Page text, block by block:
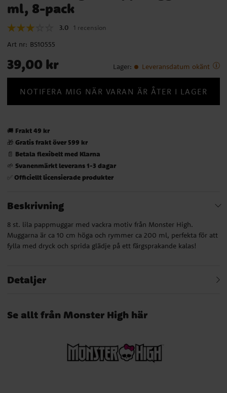
ml, 8-pack
3.0 1 recension
Art nr: BS10555
Pris: 39,00 kr
39,00 kr Lager: Leveransdatum okänt
NOTIFERA MIG NÄR VARAN ÄR ÅTER I LAGER
🚚 Frakt 49 kr
🎁 Gratis frakt över 599 kr
📄 Betala flexibelt med Klarna
🌱 Svanenmärkt leverans 1-3 dagar
✅ Officiellt licensierade produkter
Beskrivning
8 st. lila pappmuggar med vackra motiv från Monster High.
Muggarna är ca 10 cm höga och rymmer ca 200 ml, perfekta för att
fylla med dryck och sprida glädje på ett färgsprakande kalas!
Detaljer
Se allt från Monster High här